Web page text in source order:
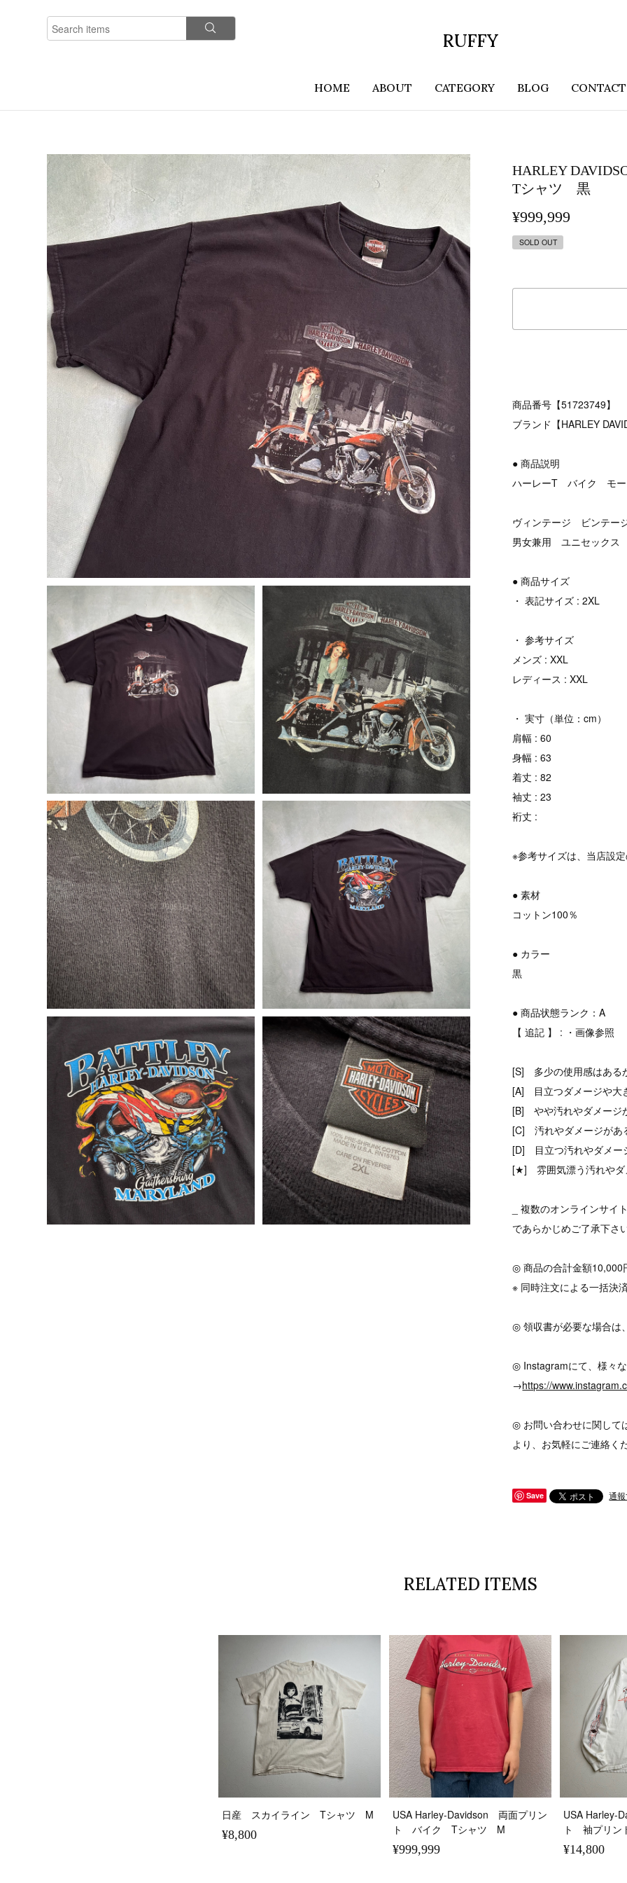
RUFFY
HOME ABOUT CATEGORY BLOG CONTACT
HARLEY
Tシャツ 黒
¥999,999
SOLD OUT
商品番号【51723749】
ブランド【HARLEY
● 商品説明
ハーレーT バイク モ
ヴィンテージ ビンテー
男女兼用 ユニセックス
● 商品サイズ
・ 表記サイズ : 2XL
・ 参考サイズ
メンズ : XXL
レディース : XXL
・ 実寸（単位：cm）
肩幅 : 60
身幅 : 63
着丈 : 82
袖丈 : 23
裄丈 :
※参考サイズは、当店設
● 素材
コットン100％
● カラー
黒
● 商品状態ランク：A
【 追記 】 : ・画像参照
[S] 多少の使用感はある
[A] 目立つダメージや大
[B] やや汚れやダメージ
[C] 汚れやダメージがあ
[D] 目立つ汚れやダメー
[★] 雰囲気漂う汚れやダ
_ 複数のオンラインサ
であらかじめご了承下さい
◎ 商品の合計金額10,000
※ 同時注文による一括決
◎ 領収書が必要な場合は
◎ Instagramにて、様々
→https://
◎ お問い合わせに関して
より、お気軽にご連絡く
Save 通
RELATED ITEMS
日産 スカイライン Tシャツ M
¥8,800
USA Harley-Davidson 両面プリン
ト バイク Tシャツ M
¥999,999
USA Harley-
ト 袖プリ
¥14,800